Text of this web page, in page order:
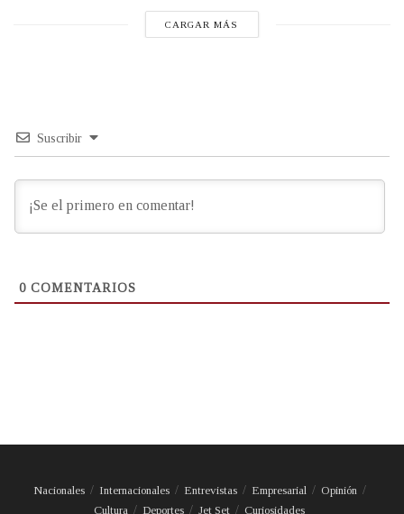
CARGAR MÁS
Suscribir
0 COMENTARIOS
Nacionales Internacionales Entrevistas Empresarial
Opinión
Cultura
Deportes Jet Set Curiosidades